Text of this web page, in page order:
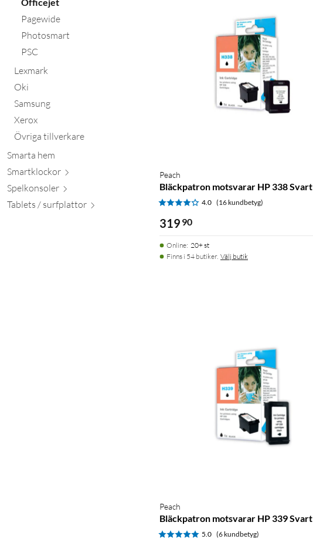
Pagewide
Photosmart
PSC
Lexmark
Oki
Samsung
Xerox
Övriga tillverkare
Smarta hem
Smartklockor
Spelkonsoler
Tablets / surfplattor
Peach
Bläckpatron motsvarar HP 338 Svart
4.0 (16 kundbetyg)
319 90
Online: 20+ st
Finns i 54 butiker. Välj butik
Peach
Bläckpatron motsvarar HP 339 Svart
5.0 (6 kundbetyg)